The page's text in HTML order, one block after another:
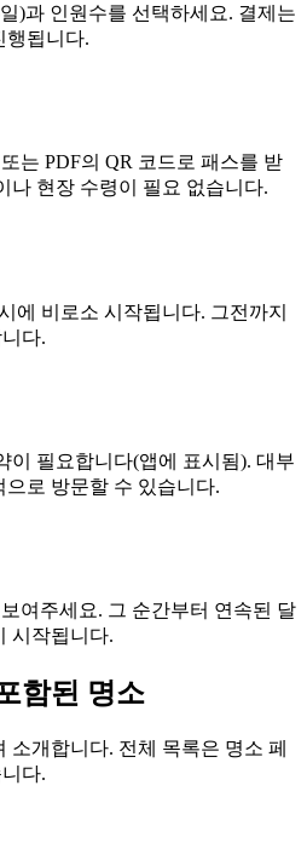
)과 인원수를 선택하세요. 결제는
행됩니다.
는 PDF의 QR 코드로 패스를 받
나 현장 수령이 필요 없습니다.
에 비로소 시작됩니다. 그전까지
다.
이 필요합니다(앱에 표시됨). 대부
로 방문할 수 있습니다.
여주세요. 그 순간부터 연속된 달
시작됩니다.
함된 명소
소개합니다. 전체 목록은 명소 페
다.